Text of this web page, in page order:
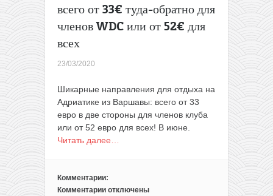
всего от 33€ туда-обратно для
членов WDC или от 52€ для
всех
23/03/2020
Шикарные направления для отдыха на
Адриатике из Варшавы: всего от 33
евро в две стороны для членов клуба
или от 52 евро для всех! В июне.
Читать далее…
Комментарии:
Комментарии отключены